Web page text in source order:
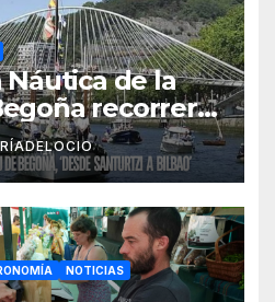
Náutica de la
recorrerá
agosto con siete
NOTICIAS